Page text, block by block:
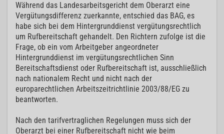
Während das Landesarbeitsgericht dem Oberarzt eine
Vergütungsdifferenz zuerkannte, entschied das BAG, es
habe sich bei dem Hintergrunddienst vergütungsrechtlich
um Rufbereitschaft gehandelt. Den Richtern zufolge ist die
Frage, ob ein vom Arbeitgeber angeordneter
Hintergrunddienst im vergütungsrechtlichen Sinn
Bereitschaftsdienst oder Rufbereitschaft ist, ausschließlich
nach nationalem Recht und nicht nach der
europarechtlichen Arbeitszeitrichtlinie 2003/88/EG zu
beantworten.
Nach den tarifvertraglichen Regelungen muss sich der
Oberarzt bei einer Rufbereitschaft nicht wie beim